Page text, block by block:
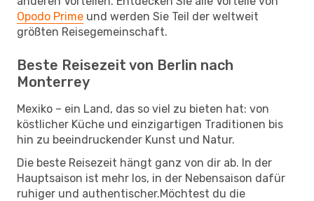
Opodo Prime und werden Sie Teil der weltweit
größten Reisegemeinschaft.
Beste Reisezeit von Berlin nach
Monterrey
Mexiko – ein Land, das so viel zu bieten hat: von
köstlicher Küche und einzigartigen Traditionen bis
hin zu beeindruckender Kunst und Natur.
Die beste Reisezeit hängt ganz von dir ab. In der
Hauptsaison ist mehr los, in der Nebensaison dafür
ruhiger und authentischer.Möchtest du die